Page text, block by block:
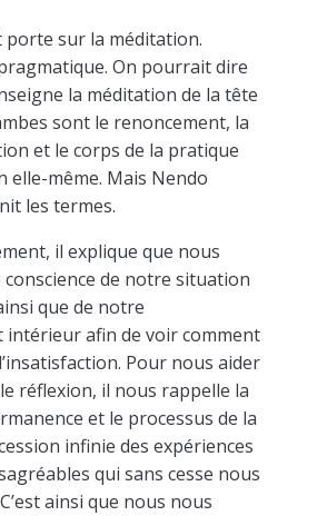
porte sur la méditation.
On pourrait dire
la méditation de la tête
sont le renoncement, la
et le corps de la pratique
elle-même. Mais Nendo
les termes.
il explique que nous
de notre situation
que de notre
afin de voir comment
Pour nous aider
réflexion, il nous rappelle la
et le processus de la
infinie des expériences
qui sans cesse nous
ainsi que nous nous